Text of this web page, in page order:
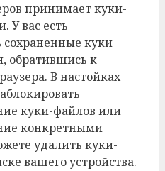
принимает куки-
У вас есть
сохраненные куки
обратившись к
В настойках
куки-файлов или
конкретными
удалить куки-
вашего устройства.